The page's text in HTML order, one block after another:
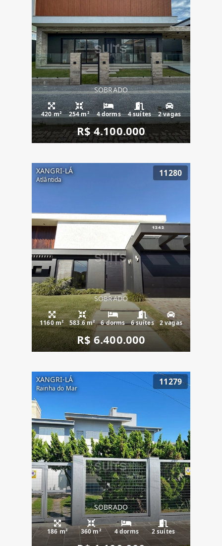
SOBRADO
420 m² 254 m² 4 dorms 4 suítes 2 vagas
R$ 4.100.000
XANGRI-LÁ
Atlântida
11280
SOBRADO
1160 m² 583.6 m² 6 dorms 6 suítes 2 vagas
R$ 6.400.000
XANGRI-LÁ
Rainha do Mar
11279
SOBRADO
186 m² 360 m² 4 dorms 2 suítes